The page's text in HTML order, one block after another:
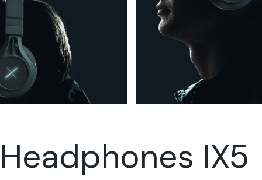
Headphones IX5